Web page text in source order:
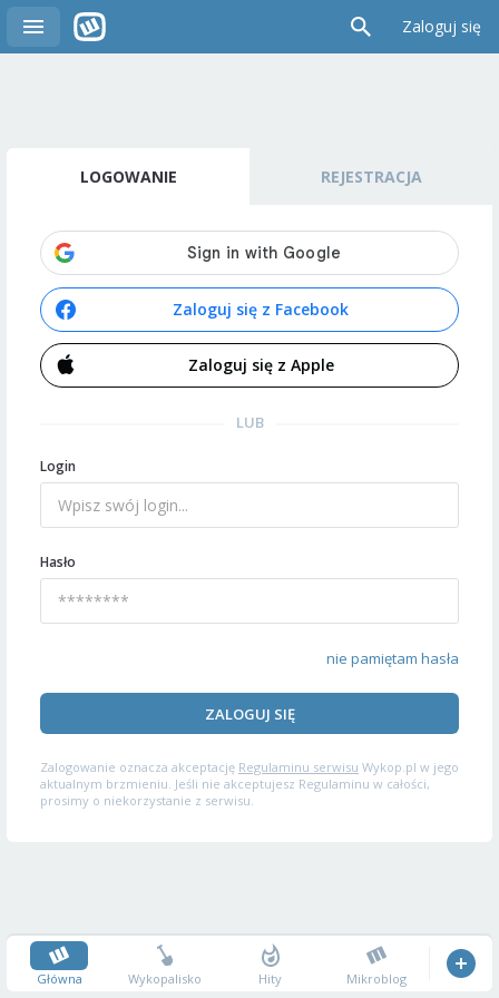
Zaloguj się
LOGOWANIE REJESTRACJA
Zaloguj się z Facebook
Zaloguj się z Apple
LUB
Login
Hasło
nie pamiętam hasła
ZALOGUJ SIĘ
Zalogowanie oznacza akceptację Regulaminu serwisu Wykop.pl w jego
aktualnym brzmieniu. Jeśli nie akceptujesz Regulaminu w całości,
prosimy o niekorzystanie z serwisu.
Główna Wykopalisko Hity Mikroblog